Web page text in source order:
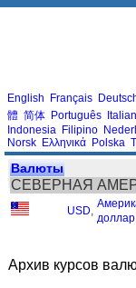
English Français
體 简体 Português
Indonesia Filipino
Norsk Ελληνικά Polska
Валюты
СЕВЕРНАЯ
USD
доллар
Архив курсов